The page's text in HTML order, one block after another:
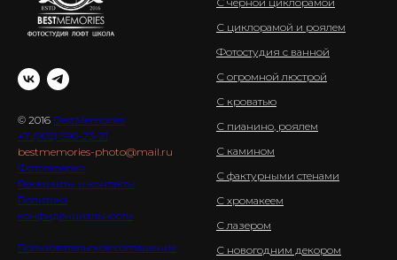
© 2016 BestMemories
+7 (903) 596-23-21
bestmemories-photo@mail.ru
Фотогалерея
Реквизиты и контакты
Политика
конфиденциальности
Пользовательское соглашение
С циклорамой и роялем
Фотостудия с ванной
С огромной люстрой
С кроватью
С пианино, роялем
С камином
С фактурными стенами
С хромакеем
С лазером
С новогодним декором